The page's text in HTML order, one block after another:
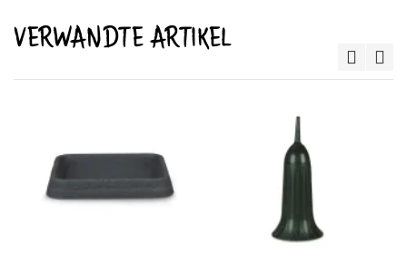
VERWANDTE ARTIKEL